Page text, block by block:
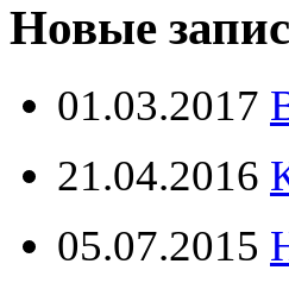
Новые
01.03.2017
21.04.2016
05.07.2015